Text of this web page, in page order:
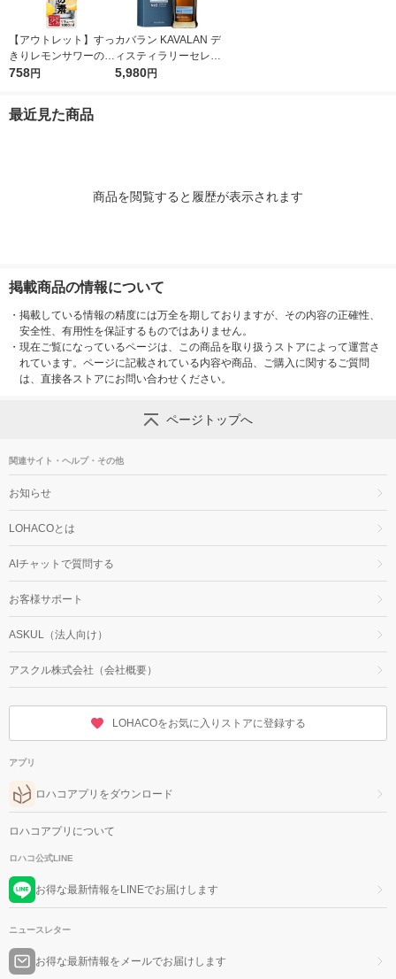
【アウトレット】すっ
きりレモンサワーの素
25度 1L 1本 東亜酒
758円
カバラン KAVALAN デ
ィスティラリーセレク
トNo.2 シングルモル
5,980円
最近見た商品
商品を閲覧すると履歴が表示されます
掲載商品の情報について
・ 掲載している情報の精度には万全を期しておりますが、その内容の正確性、
安全性、有用性を保証するものではありません。
・ 現在ご覧になっているページは、この商品を取り扱うストアによって運営さ
れています。ページに記載されている内容や商品、ご購入に関するご質問
は、直接各ストアにお問い合わせください。
ページトップへ
関連サイト・ヘルプ・その他
お知らせ
LOHACOとは
AIチャットで質問する
お客様サポート
ASKUL（法人向け）
アスクル株式会社（会社概要）
LOHACOをお気に入りストアに登録する
アプリ
ロハコアプリをダウンロード
ロハコアプリについて
ロハコ公式LINE
お得な最新情報をLINEでお届けします
ニュースレター
お得な最新情報をメールでお届けします